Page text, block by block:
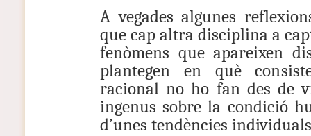
A vegades algunes
que cap altra disciplina a
fenòmens que apareixen
plantegen en què
racional no ho fan des de
ingenus sobre la condició
d’unes tendències